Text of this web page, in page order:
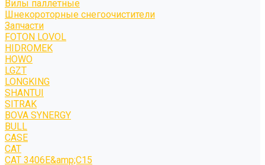
Вилы паллетные
Шнекороторные снегоочистители
Запчасти
FOTON LOVOL
HIDROMEK
HOWO
LGZT
LONGKING
SHANTUI
SITRAK
BOVA SYNERGY
BULL
CASE
CAT
CAT 3406E&amp;C15